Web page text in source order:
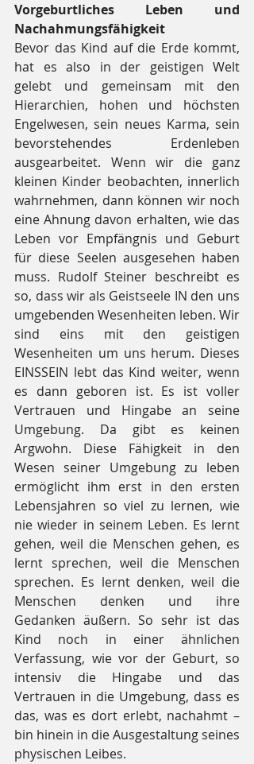
Vorgeburtliches Leben und
Nachahmungsfähigkeit
Bevor das Kind auf die Erde kommt,
hat es also in der geistigen Welt
gelebt und gemeinsam mit den
Hierarchien, hohen und höchsten
Engelwesen, sein neues Karma, sein
bevorstehendes Erdenleben
ausgearbeitet. Wenn wir die ganz
kleinen Kinder beobachten, innerlich
wahrnehmen, dann können wir noch
eine Ahnung davon erhalten, wie das
Leben vor Empfängnis und Geburt
für diese Seelen ausgesehen haben
muss. Rudolf Steiner beschreibt es
so, dass wir als Geistseele IN den uns
umgebenden Wesenheiten leben. Wir
sind eins mit den geistigen
Wesenheiten um uns herum. Dieses
EINSSEIN lebt das Kind weiter, wenn
es dann geboren ist. Es ist voller
Vertrauen und Hingabe an seine
Umgebung. Da gibt es keinen
Argwohn. Diese Fähigkeit in den
Wesen seiner Umgebung zu leben
ermöglicht ihm erst in den ersten
Lebensjahren so viel zu lernen, wie
nie wieder in seinem Leben. Es lernt
gehen, weil die Menschen gehen, es
lernt sprechen, weil die Menschen
sprechen. Es lernt denken, weil die
Menschen denken und ihre
Gedanken äußern. So sehr ist das
Kind noch in einer ähnlichen
Verfassung, wie vor der Geburt, so
intensiv die Hingabe und das
Vertrauen in die Umgebung, dass es
das, was es dort erlebt, nachahmt –
bin hinein in die Ausgestaltung seines
physischen Leibes.